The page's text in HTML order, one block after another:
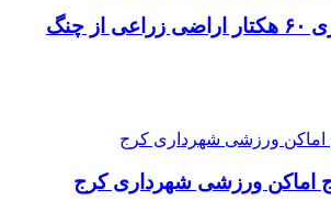
آزادسازی ۶۰ هکتار اراضی زراعی از چنگ
اماکن ورزشی شهرداری کرج